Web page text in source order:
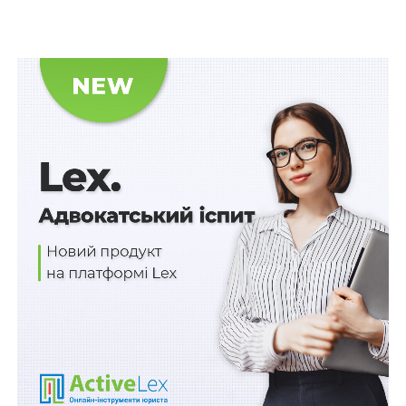
США та передав чоловіку лист-погодження щодо
виїзду за межі України нібито для участі у релігійному
заході в одній з європейських країн.
Під час одержання другої частини неправомірної
вигоди у розмірі 7 500 доларів США
зловмисника викрито та затримано в порядку ст. 208
КПК України, предмет неправомірної вигоди
Підозрюваному обрано запобіжний захід у виді
тримання під вартою з можливістю внесення застави.
Вживаються заходи до встановлення та притягнення
до відповідальності інших осіб, причетних до
вчинення злочину.